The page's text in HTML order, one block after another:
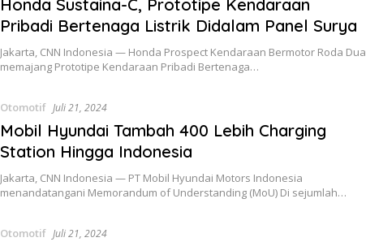
Honda Sustaina-C, Prototipe Kendaraan
Pribadi Bertenaga Listrik Didalam Panel Surya
Jakarta, CNN Indonesia — Honda Prospect Kendaraan Bermotor Roda Dua
memajang Prototipe Kendaraan Pribadi Bertenaga…
Otomotif Juli 21, 2024
Mobil Hyundai Tambah 400 Lebih Charging
Station Hingga Indonesia
Jakarta, CNN Indonesia — PT Mobil Hyundai Motors Indonesia
menandatangani Memorandum of Understanding (MoU) Di sejumlah…
Otomotif Juli 21, 2024